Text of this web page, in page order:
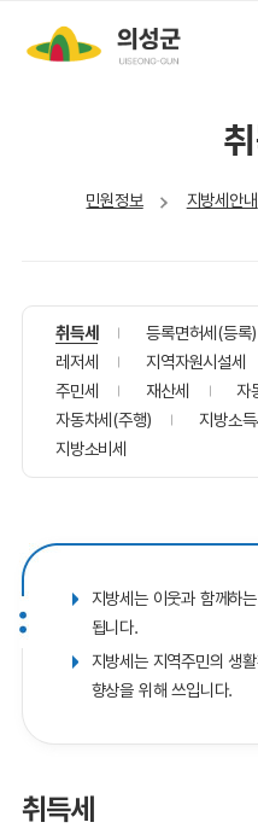
민원정보 지방세안내
취득세 등록면허세(등록)
레저세
지역자원시설세
주민세
재산세
자
자동차세(주행)
지방소득
지방소비세
지방세는 이웃과 함께하
됩니다.
지방세는 지역주민의 생
향상을 위해 쓰입니다.
취득세